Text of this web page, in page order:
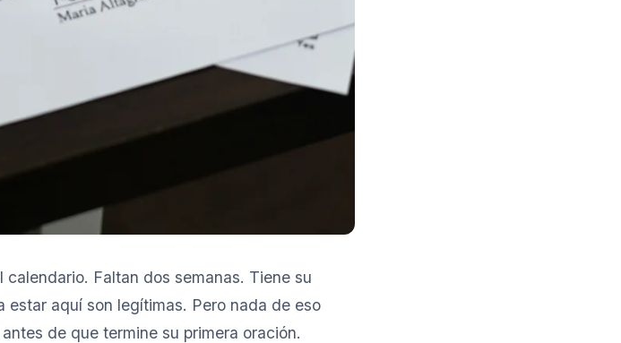
Faltan dos semanas. Tiene su
estar aquí son legítimas. Pero nada de eso
de que termine su primera oración.